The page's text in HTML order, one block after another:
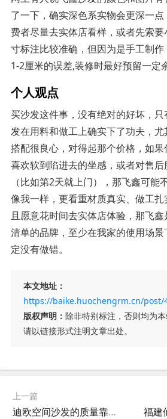
了一下，确实深色系实物会更深一
费者尽量去实体店看样，或者先索
寸标注比较准确，但因为是手工制
1-2厘米的误差,装修时最好预留一定
个人观点
买沙发这件事，没有绝对的好坏，
发在用料和做工上确实下了功夫，
搭配很良心，对得起那个价格，如果
喜欢软到陷进去的坐感，或者对售
（比如第2天就上门），那飞鑫可能
像我一样，更看重材质真实、做工
且愿意花时间去实体店体验，那飞
清单的品牌，至少在我家的使用场
定没有做错。
本文地址：
https://baike.huochengrm.cn/post/
版权声明： 除非特别标注，否则均为
请以链接形式注明文章出处。
上一篇
迪欧空间沙发的质量靠谱吗？性价比究竟怎么样？